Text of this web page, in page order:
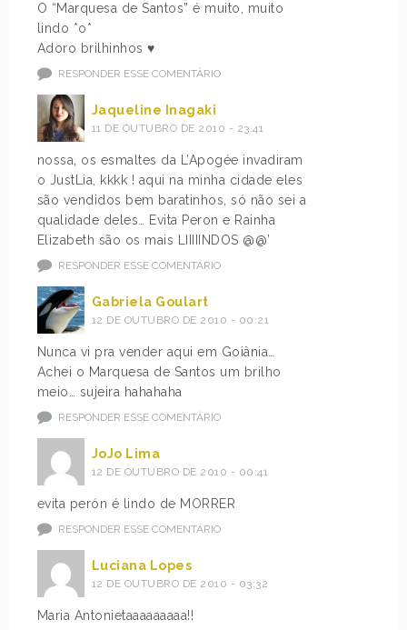
O “Marquesa de Santos” é muito, muito
lindo *o*
Adoro brilhinhos ♥
RESPONDER ESSE COMENTÁRIO
Jaqueline Inagaki
11 DE OUTUBRO DE 2010 - 23:41
nossa, os esmaltes da L’Apogée invadiram
o JustLia, kkkk ! aqui na minha cidade eles
são vendidos bem baratinhos, só não sei a
qualidade deles… Evita Peron e Rainha
Elizabeth são os mais LIIIIINDOS @@’
RESPONDER ESSE COMENTÁRIO
Gabriela Goulart
12 DE OUTUBRO DE 2010 - 00:21
Nunca vi pra vender aqui em Goiânia…
Achei o Marquesa de Santos um brilho
meio… sujeira hahahaha
RESPONDER ESSE COMENTÁRIO
JoJo Lima
12 DE OUTUBRO DE 2010 - 00:41
evita perón é lindo de MORRER
RESPONDER ESSE COMENTÁRIO
Luciana Lopes
12 DE OUTUBRO DE 2010 - 03:32
Maria Antonietaaaaaaaaa!!